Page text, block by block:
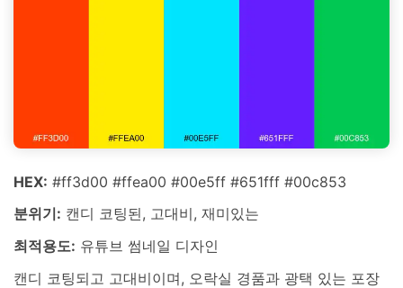
HEX: #ff3d00 #ffea00 #00e5ff #651fff #00c853
분위기: 캔디 코팅된, 고대비, 재미있는
최적용도: 유튜브 썸네일 디자인
캔디 코팅되고 고대비이며, 오락실 경품과 광택 있는 포장